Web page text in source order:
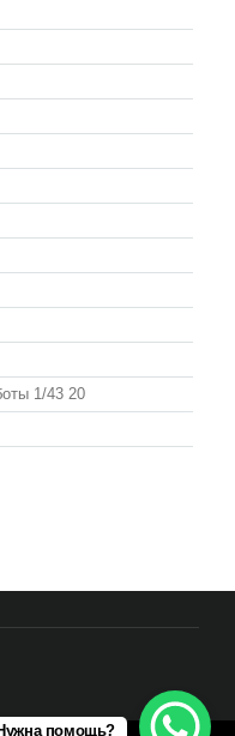
1/43 20
помощь?